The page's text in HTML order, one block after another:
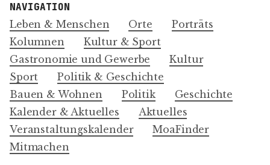
NAVIGATION
Leben & Menschen Orte
Porträts
Kolumnen
Kultur & Sport
Gastronomie und Gewerbe
Kultur
Sport
Politik & Geschichte
Bauen & Wohnen
Politik
Geschichte
Kalender & Aktuelles
Aktuelles
Veranstaltungskalender
MoaFinder
Mitmachen